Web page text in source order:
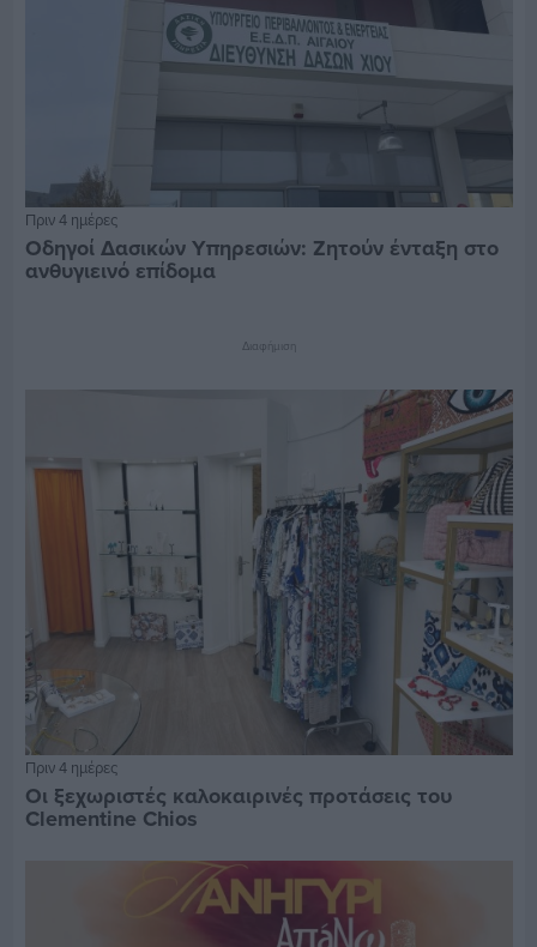
Πριν 4 ημέρες
Οδηγοί Δασικών Υπηρεσιών: Ζητούν ένταξη στο
ανθυγιεινό επίδομα
Διαφήμιση
Πριν 4 ημέρες
Οι ξεχωριστές καλοκαιρινές προτάσεις του
Clementine Chios